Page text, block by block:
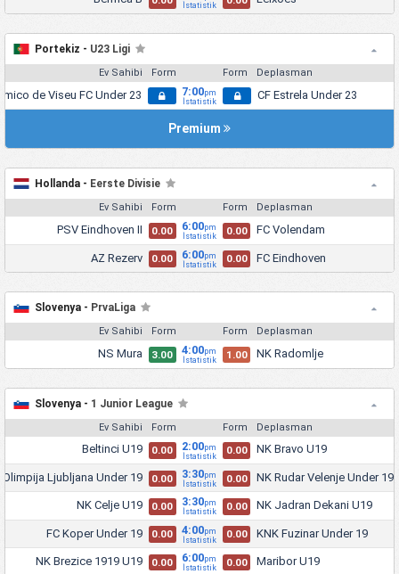
İstatistik
Portekiz - U23 Ligi
Ev Sahibi Form Form Deplasman
de Viseu FC Under 23 7:00pm
İstatistik
CF Estrela Under 23
Premium
Hollanda - Eerste Divisie
Ev Sahibi Form Form Deplasman
PSV Eindhoven II 0.00 6:00pm
İstatistik
0.00 FC Volendam
AZ Rezerv 0.00 6:00pm
İstatistik
0.00 FC Eindhoven
Slovenya - PrvaLiga
Ev Sahibi Form Form Deplasman
NS Mura 3.00 4:00pm
İstatistik
1.00 NK Radomlje
Slovenya - 1 Junior League
Ev Sahibi Form Form Deplasman
Beltinci U19 0.00 2:00pm
İstatistik
0.00 NK Bravo U19
Olimpija Ljubljana Under 19 0.00 3:30pm
İstatistik
0.00 NK Rudar Velenje Under 19
NK Celje U19 0.00 3:30pm
İstatistik
0.00 NK Jadran Dekani U19
FC Koper Under 19 0.00 4:00pm
İstatistik
0.00 KNK Fuzinar Under 19
NK Brezice 1919 U19 0.00 6:00pm
İstatistik
0.00 Maribor U19